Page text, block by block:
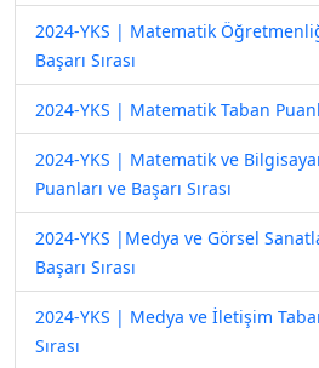
2024-YKS | Matematik
Başarı Sırası
2024-YKS | Matematik Taban
2024-YKS | Matematik ve
Puanları ve Başarı Sırası
2024-YKS |Medya ve Görsel
Başarı Sırası
2024-YKS | Medya ve İletişim
Sırası